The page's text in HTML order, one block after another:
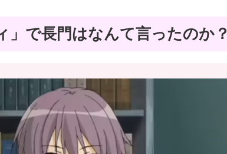
」で長門はなんて言ったのか？